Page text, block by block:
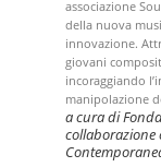
associazione
della nuova
innovazione.
giovani
incoraggiando
manipolazione
a cura di
collaborazione